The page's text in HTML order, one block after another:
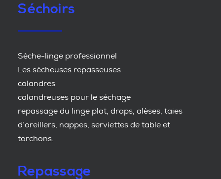
Séchoirs
Sèche-linge professionnel
Les sécheuses repasseuses
calandres
calandreuses pour le séchage
repassage du linge plat, draps, alèses, taies
d’oreillers, nappes, serviettes de table et
torchons.
Repassage